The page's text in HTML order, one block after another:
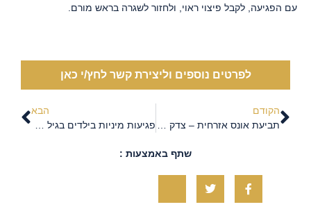
עם הפגיעה, לקבל פיצוי ראוי, ולחזור לשגרה בראש מורם.
לפרטים נוספים וליצירת קשר לחץ/י כאן
הקודם
הבא
שתף באמצעות :